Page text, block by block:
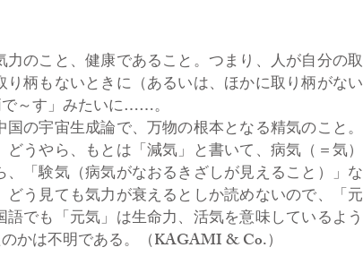
のこと、健康であること。つまり、人が自分の取
柄もないときに（あるいは、ほかに取り柄がない
～す」みたいに……。
の宇宙生成論で、万物の根本となる精気のこと。
うやら、もとは「減気」と書いて、病気（＝気）
「験気（病気がなおるきざしが見えること）」な
う見ても気力が衰えるとしか読めないので、「元
でも「元気」は生命力、活気を意味しているよう
かは不明である。（KAGAMI & Co.）